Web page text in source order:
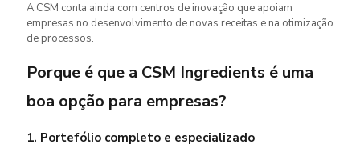
A CSM conta ainda com centros de inovação que apoiam
empresas no desenvolvimento de novas receitas e na otimização
de processos.
Porque é que a CSM Ingredients é uma
boa opção para empresas?
1. Portefólio completo e especializado